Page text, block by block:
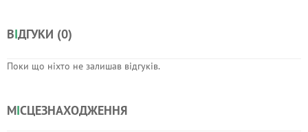
ВІДГУКИ (0)
Поки що ніхто не залишав відгуків.
МІСЦЕЗНАХОДЖЕННЯ